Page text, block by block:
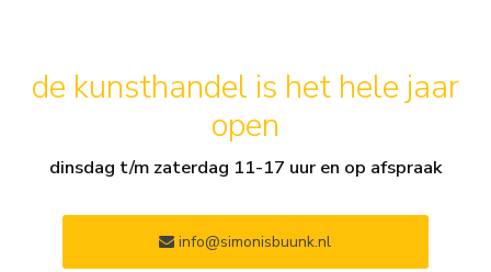
de kunsthandel is het hele jaar
open
dinsdag t/m zaterdag 11-17 uur en op afspraak
info@simonisbuunk.nl